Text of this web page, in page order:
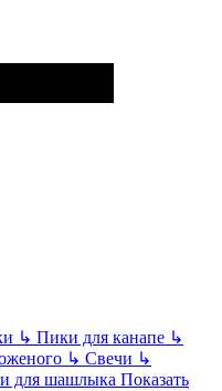
↳ Пики для канапе ↳
↳ Свечи ↳
для шашлыка Показать